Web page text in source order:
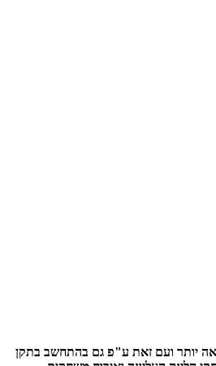
יותר ועם זאת ע"פ גם בהתחשב בתקן